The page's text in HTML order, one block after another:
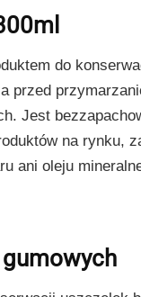
do
przed
Jest
na rynku,
ani oleju